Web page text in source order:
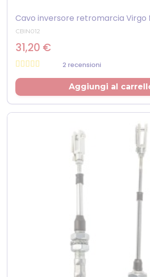
Cavo inversore retromarcia Virgo
CBIN012
31,20 €
2 recensioni
Prezzo
Aggiungi al